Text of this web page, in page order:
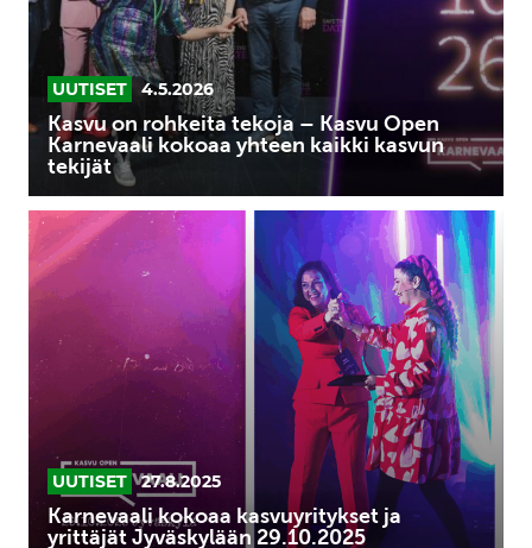
Open
Karnevaali
kokoaa
yhteen
kaikki
kasvun
tekijät
UUTISET 4.5.2026
Kasvu on rohkeita tekoja – Kasvu Open
Karnevaali kokoaa yhteen kaikki kasvun
tekijät
Karnevaali
kokoaa
kasvuyritykset
yrittäjät
Jyväskylään
29.10.2025
UUTISET 27.8.2025
Karnevaali kokoaa kasvuyritykset ja
yrittäjät Jyväskylään 29.10.2025